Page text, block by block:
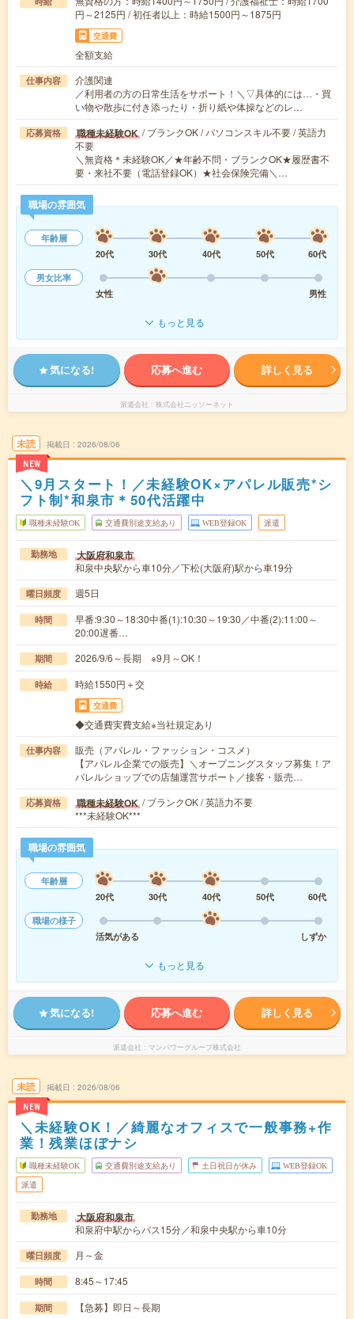
円～2125円 / 初任者以上：時給1500円～1875円
交通費
全額支給
仕事内容
介護関連
／利用者の方の日常生活をサポート！＼▽具体的には…・買
い物や散歩に付き添ったり・折り紙や体操などのレ…
応募資格 職種未経験OK / ブランクOK / パソコンスキル不要 / 英語力
不要
＼無資格＊未経験OK／★年齢不問・ブランクOK★履歴書不
要・来社不要（電話登録OK）★社会保険完備＼…
職場の雰囲気
年齢層
20代
30代 40代 50代
60代
男女比率
女性
男性
もっと見る
気になる! 応募へ進む 詳しく見る
派遣会社 株式会社ニッソーネット
未読
NEW
掲載日 2026/08/06
＼9月スタート！／未経験OK×アパレル販売*シ
フト制*和泉市＊50代活躍中
職種未経験OK 交通費別途支給あり WEB登録OK 派遣
勤務地 大阪府和泉市
和泉中央駅から車10分／下松(大阪府)駅から車19分
曜日頻度 週5日
時間
早番:9:30～18:30中番(1):10:30～19:30／中番(2):11:00～
20:00遅番…
期間 2026/9/6～長期 ※9月～OK！
時給 時給1550円＋交
交通費
◆交通費実費支給※当社規定あり
仕事内容
販売（アパレル・ファッション・コスメ）
【アパレル企業での販売】＼オープニングスタッフ募集！ア
パレルショップでの店舗運営サポート／接客・販売…
応募資格 職種未経験OK / ブランクOK / 英語力不要
***未経験OK***
職場の雰囲気
年齢層
20代
30代 40代 50代
60代
職場の様子
活気がある
しずか
もっと見る
気になる! 応募へ進む 詳しく見る
派遣会社 マンパワーグループ株式会社
未読
NEW
掲載日 2026/08/06
＼未経験OK！／綺麗なオフィスで一般事務+作
業！残業ほぼナシ
職種未経験OK 交通費別途支給あり 土日祝日が休み WEB登録OK
派遣
勤務地 大阪府和泉市
和泉府中駅からバス15分／和泉中央駅から車10分
曜日頻度 月～金
時間 8:45～17:45
期間 【急募】即日～長期